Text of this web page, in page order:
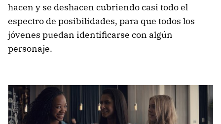
hacen y se deshacen cubriendo casi todo el
espectro de posibilidades, para que todos los
jóvenes puedan identificarse con algún
personaje.